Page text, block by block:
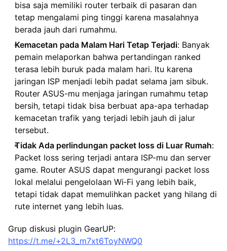
bisa saja memiliki router terbaik di pasaran dan
tetap mengalami ping tinggi karena masalahnya
berada jauh dari rumahmu.
Kemacetan pada Malam Hari Tetap Terjadi: Banyak
pemain melaporkan bahwa pertandingan ranked
terasa lebih buruk pada malam hari. Itu karena
jaringan ISP menjadi lebih padat selama jam sibuk.
Router ASUS-mu menjaga jaringan rumahmu tetap
bersih, tetapi tidak bisa berbuat apa-apa terhadap
kemacetan trafik yang terjadi lebih jauh di jalur
tersebut.
Tidak Ada perlindungan packet loss di Luar Rumah:
Packet loss sering terjadi antara ISP-mu dan server
game. Router ASUS dapat mengurangi packet loss
lokal melalui pengelolaan Wi‑Fi yang lebih baik,
tetapi tidak dapat memulihkan packet yang hilang di
rute internet yang lebih luas.
Grup diskusi plugin GearUP:
https://t.me/+2L3_m7xt6ToyNWQ0